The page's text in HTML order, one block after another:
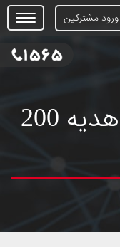
Open
Menu
ورود مشترکین
توضیحات فشفشه هدیه 200